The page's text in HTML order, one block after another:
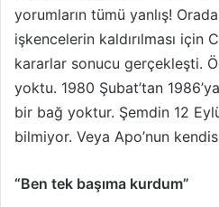
yorumların tümü yanlış!
işkencelerin kaldırılması için
kararlar sonucu gerçekleşti.
yoktu. 1980 Şubat’tan
bir bağ yoktur. Şemdin 12
bilmiyor. Veya Apo’nun
“Ben tek başıma kurdum”